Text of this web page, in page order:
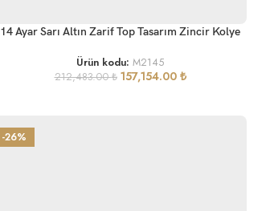
SEPETE EKLE
14 Ayar Sarı Altın Zarif Top Tasarım Zincir Kolye
Ürün kodu: M2145
212,483.00₺ 157,154.00 ₺
-26%